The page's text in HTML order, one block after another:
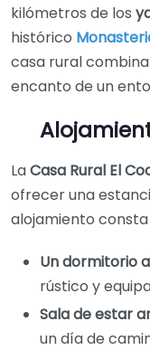
kilómetros de los
histórico
casa rural
encanto de un
LaCasa Rural El
ofrecer una
alojamiento consta
Un dormitorio
rústico y
Sala de estar
un día de